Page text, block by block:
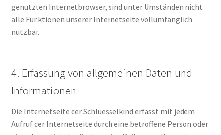
genutzten Internetbrowser, sind unter Umständen nicht
alle Funktionen unserer Internetseite vollumfänglich
nutzbar.
4. Erfassung von allgemeinen Daten und
Informationen
Die Internetseite der Schluesselkind erfasst mit jedem
Aufruf der Internetseite durch eine betroffene Person oder